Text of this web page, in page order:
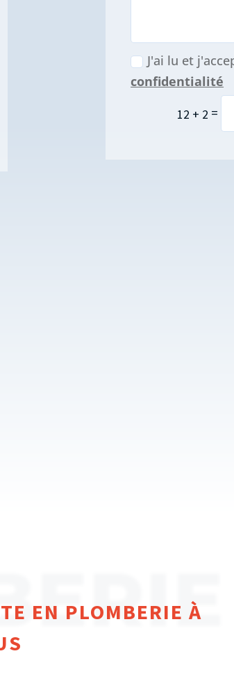
J'ai lu et
confidentialité
12 + 2 =
EN PLOMBERIE À